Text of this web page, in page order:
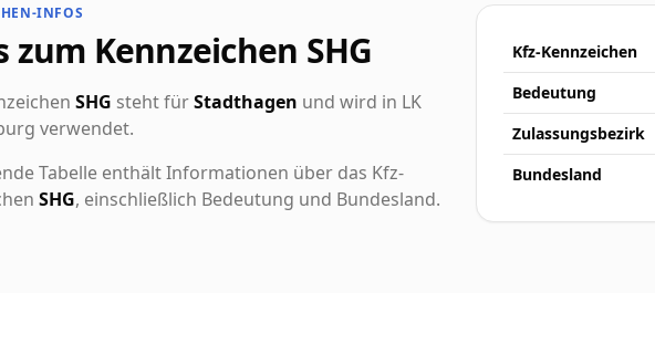
INFOS
zum Kennzeichen SHG
SHG steht fürStadthagen und wird in LK
verwendet.
Tabelle enthält Informationen über das Kfz-
SHG, einschließlich Bedeutung und Bundesland.
Kfz-Kennzeichen
Bedeutung
Zulassungsbezirk
Bundesland